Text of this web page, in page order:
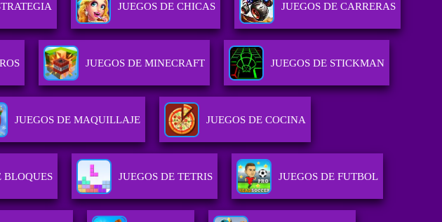
JUEGOS DE CHICAS JUEGOS DE CARRERAS
JUEGOS DE MINECRAFT JUEGOS DE STICKMAN
JUEGOS DE MAQUILLAJE JUEGOS DE COCINA
BLOQUES JUEGOS DE TETRIS JUEGOS DE FUTBOL